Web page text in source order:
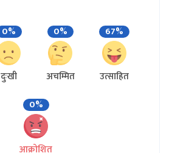
0%
दुःखी
0%
अचम्मित
67%
उत्साहित
0%
आक्रोशित